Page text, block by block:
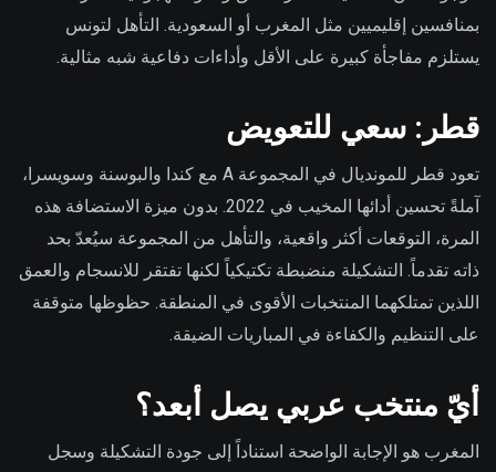
بمنافسين إقليميين مثل المغرب أو السعودية. التأهل لتونس
يستلزم مفاجأة كبيرة على الأقل وأداءات دفاعية شبه مثالية.
قطر: سعي للتعويض
تعود قطر للمونديال في المجموعة A مع كندا والبوسنة وسويسرا،
آملةً تحسين أدائها المخيب في 2022. بدون ميزة الاستضافة هذه
المرة، التوقعات أكثر واقعية، والتأهل من المجموعة سيُعدّ بحد
ذاته تقدماً. التشكيلة منضبطة تكتيكياً لكنها تفتقر للانسجام والعمق
اللذين تمتلكهما المنتخبات الأقوى في المنطقة. حظوظها متوقفة
على التنظيم والكفاءة في المباريات الضيقة.
أيّ منتخب عربي يصل أبعد؟
المغرب هو الإجابة الواضحة استناداً إلى جودة التشكيلة وسجل